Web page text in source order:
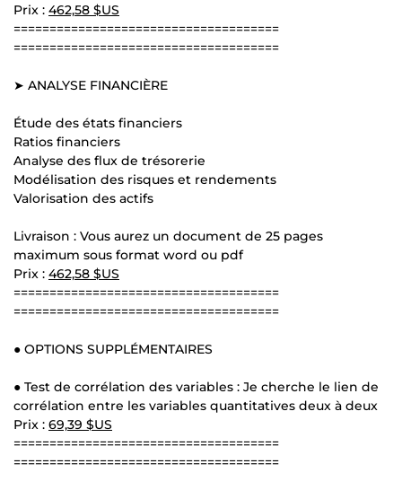
Prix : 462,58 $US
=====================================
=====================================
➤ ANALYSE FINANCIÈRE
Étude des états financiers
Ratios financiers
Analyse des flux de trésorerie
Modélisation des risques et rendements
Valorisation des actifs
Livraison : Vous aurez un document de 25 pages
maximum sous format word ou pdf
Prix : 462,58 $US
=====================================
=====================================
● OPTIONS SUPPLÉMENTAIRES
● Test de corrélation des variables : Je cherche le lien de
corrélation entre les variables quantitatives deux à deux
Prix : 69,39 $US
=====================================
=====================================